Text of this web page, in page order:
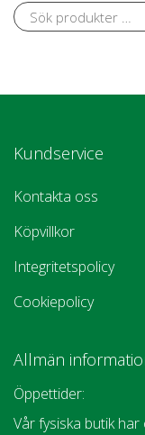
Kundservice
Kontakta oss
Köpvillkor
Integritetspolicy
Cookiepolicy
Allmän
Öppettider:
Vår fysiska butik